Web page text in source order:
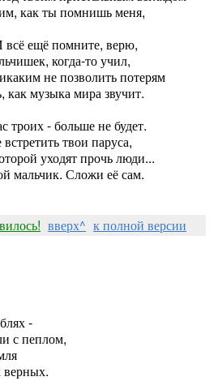
как ты помнишь меня,
ещё помните, верю,
когда-то учил,
не позволить потерям
музыка мира звучит.
троих - больше не будет.
твои паруса,
уходят прочь люди...
мальчик. Сложи её сам.
вверх^ к полной версии
-
с пеплом,
верных.